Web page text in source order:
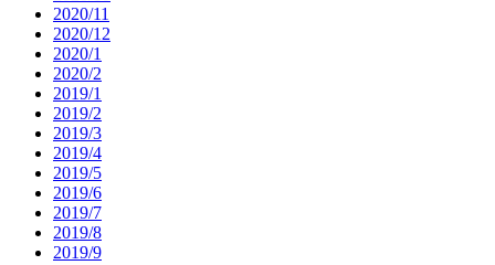
2020/11
2020/12
2020/1
2020/2
2019/1
2019/2
2019/3
2019/4
2019/5
2019/6
2019/7
2019/8
2019/9